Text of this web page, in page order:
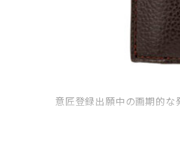
意匠登録出願中の画期的